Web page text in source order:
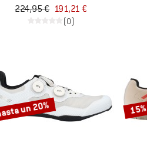
224,95 € 191,21 €
(0)
un 20% 15%